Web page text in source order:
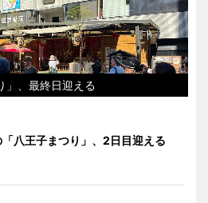
」、最終日迎える
八王子まつり」、2日目迎える